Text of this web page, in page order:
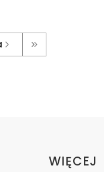
Przejdź do
WIĘCEJ